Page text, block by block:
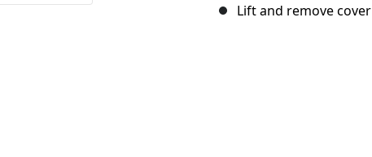
Lift and remove cover